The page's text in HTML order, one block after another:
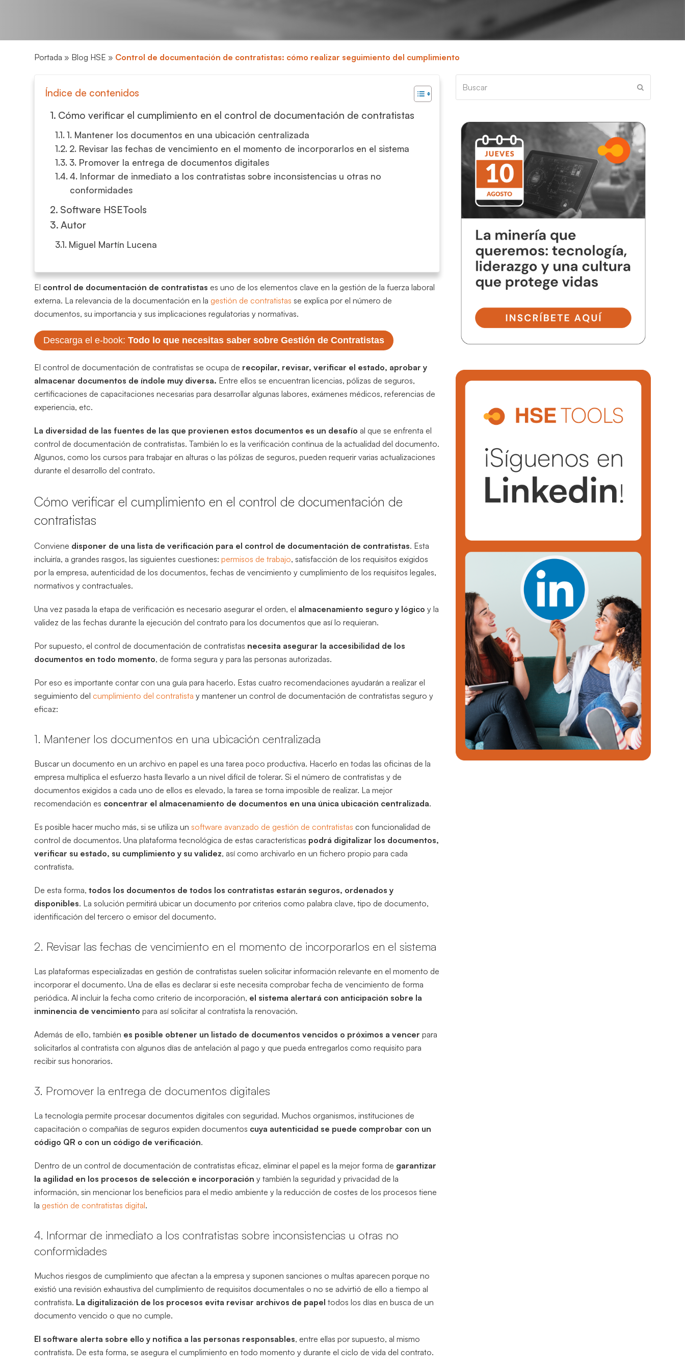
Portada » Blog HSE » Control de documentación de contratistas: cómo realizar seguimiento del cumplimiento
Índice de contenidos
Cómo verificar el cumplimiento en el control de documentación de contratistas
1. Mantener los documentos en una ubicación centralizada
2. Revisar las fechas de vencimiento en el momento de incorporarlos en el sistema
3. Promover la entrega de documentos digitales
4. Informar de inmediato a los contratistas sobre inconsistencias u otras no
conformidades
Software HSETools
Autor
Miguel Martín Lucena
El control de documentación de contratistas es uno de los elementos clave en la gestión de la fuerza laboral
externa. La relevancia de la documentación en lagestión de contratistas se explica por el número de
documentos, su importancia y sus implicaciones regulatorias y normativas.
Descarga el e-book:Todo lo que necesitas saber sobre Gestión de Contratistas
El control de documentación de contratistas se ocupa de recopilar, revisar, verificar el estado, aprobar y
almacenar documentos de índole muy diversa. Entre ellos se encuentran licencias, pólizas de seguros,
certificaciones de capacitaciones necesarias para desarrollar algunas labores, exámenes médicos, referencias de
experiencia, etc.
La diversidad de las fuentes de las que provienen estos documentos es un desafío al que se enfrenta el
control de documentación de contratistas. También lo es la verificación continua de la actualidad del documento.
Algunos, como los cursos para trabajar en alturas o las pólizas de seguros, pueden requerir varias actualizaciones
durante el desarrollo del contrato.
Cómo verificar el cumplimiento en el control de documentación de
contratistas
Conviene disponer de una lista de verificación para el control de documentación de contratistas. Esta
incluiría, a grandes rasgos, las siguientes cuestiones:permisos de trabajo, satisfacción de los requisitos exigidos
por la empresa, autenticidad de los documentos, fechas de vencimiento y cumplimiento de los requisitos legales,
normativos y contractuales.
Una vez pasada la etapa de verificación es necesario asegurar el orden, el almacenamiento seguro y lógico y la
validez de las fechas durante la ejecución del contrato para los documentos que así lo requieran.
Por supuesto, el control de documentación de contratistas necesita asegurar la accesibilidad de los
documentos en todo momento, de forma segura y para las personas autorizadas.
Por eso es importante contar con una guía para hacerlo. Estas cuatro recomendaciones ayudarán a realizar el
seguimiento del cumplimiento del contratista y mantener un control de documentación de contratistas seguro y
eficaz:
1. Mantener los documentos en una ubicación centralizada
Buscar un documento en un archivo en papel es una tarea poco productiva. Hacerlo en todas las oficinas de la
empresa multiplica el esfuerzo hasta llevarlo a un nivel difícil de tolerar. Si el número de contratistas y de
documentos exigidos a cada uno de ellos es elevado, la tarea se torna imposible de realizar. La mejor
recomendación es concentrar el almacenamiento de documentos en una única ubicación centralizada.
Es posible hacer mucho más, si se utiliza un software avanzado de gestión de contratistas con funcionalidad de
control de documentos. Una plataforma tecnológica de estas características podrá digitalizar los documentos,
verificar su estado, su cumplimiento y su validez, así como archivarlo en un fichero propio para cada
contratista.
De esta forma, todos los documentos de todos los contratistas estarán seguros, ordenados y
disponibles. La solución permitirá ubicar un documento por criterios como palabra clave, tipo de documento,
identificación del tercero o emisor del documento.
2. Revisar las fechas de vencimiento en el momento de incorporarlos en el sistema
Las plataformas especializadas en gestión de contratistas suelen solicitar información relevante en el momento de
incorporar el documento. Una de ellas es declarar si este necesita comprobar fecha de vencimiento de forma
periódica. Al incluir la fecha como criterio de incorporación, el sistema alertará con anticipación sobre la
inminencia de vencimiento para así solicitar al contratista la renovación.
Además de ello, también es posible obtener un listado de documentos vencidos o próximos a vencer para
solicitarlos al contratista con algunos días de antelación al pago y que pueda entregarlos como requisito para
recibir sus honorarios.
3. Promover la entrega de documentos digitales
La tecnología permite procesar documentos digitales con seguridad. Muchos organismos, instituciones de
capacitación o compañías de seguros expiden documentos cuya autenticidad se puede comprobar con un
código QR o con un código de verificación.
Dentro de un control de documentación de contratistas eficaz, eliminar el papel es la mejor forma de garantizar
la agilidad en los procesos de selección e incorporación y también la seguridad y privacidad de la
información, sin mencionar los beneficios para el medio ambiente y la reducción de costes de los procesos tiene
lagestión de contratistas digital.
4. Informar de inmediato a los contratistas sobre inconsistencias u otras no
conformidades
Muchos riesgos de cumplimiento que afectan a la empresa y suponen sanciones o multas aparecen porque no
existió una revisión exhaustiva del cumplimiento de requisitos documentales o no se advirtió de ello a tiempo al
contratista. La digitalización de los procesos evita revisar archivos de papel todos los días en busca de un
documento vencido o que no cumple.
El software alerta sobre ello y notifica a las personas responsables, entre ellas por supuesto, al mismo
contratista. De esta forma, se asegura el cumplimiento en todo momento y durante el ciclo de vida del contrato.